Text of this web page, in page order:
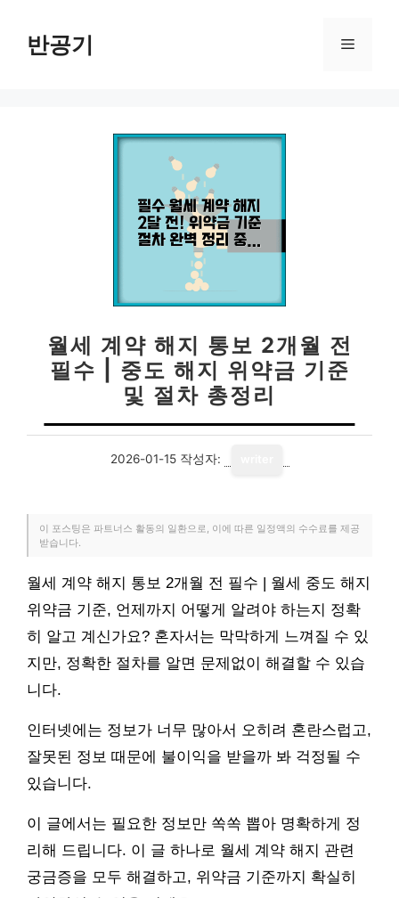
반공기 메
월세 계약 해지 통보 2개월 전
필수 | 중도 해지 위약금 기준
및 절차 총정리
2026-01-15 작성자:
이 포스팅은 파트너스 활동의 일환으로, 이에 따른 일정액의 수수료를 제공
받습니다.
월세 계약 해지 통보 2개월 전 필수 | 월세 중도 해지
위약금 기준, 언제까지 어떻게 알려야 하는지 정확
히 알고 계신가요? 혼자서는 막막하게 느껴질 수 있
지만, 정확한 절차를 알면 문제없이 해결할 수 있습
니다.
인터넷에는 정보가 너무 많아서 오히려 혼란스럽고,
잘못된 정보 때문에 불이익을 받을까 봐 걱정될 수
있습니다.
이 글에서는 필요한 정보만 쏙쏙 뽑아 명확하게 정
리해 드립니다. 이 글 하나로 월세 계약 해지 관련
궁금증을 모두 해결하고, 위약금 기준까지 확실히